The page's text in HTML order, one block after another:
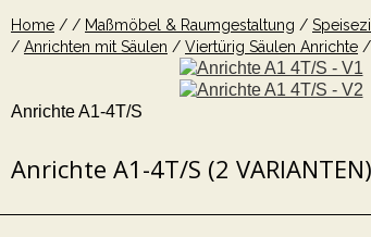
Home / / Maßmöbel & Raumgestaltung /
/ Anrichten mit Säulen / Viertürig Säulen Anrichte /
Anrichte A1-4T/S
Anrichte A1-4T/S (2 VARIANTEN)